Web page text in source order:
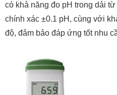
có khả năng đo pH trong dải
chính xác ±0.1 pH, cùng với
độ, đảm bảo đáp ứng tốt nhu